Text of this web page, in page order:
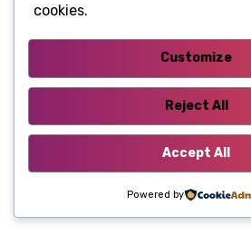
cookies.
Customize
Reject All
Accept All
Powered by